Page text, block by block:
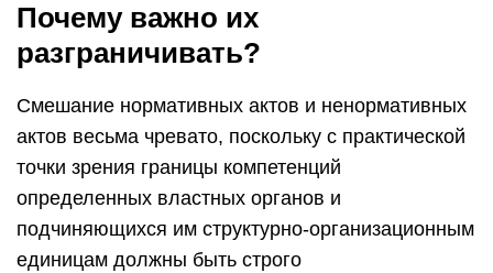
Почему важно их
разграничивать?
Смешание нормативных актов и ненормативных
актов весьма чревато, поскольку с практической
точки зрения границы компетенций
определенных властных органов и
подчиняющихся им структурно-организационным
единицам должны быть строго